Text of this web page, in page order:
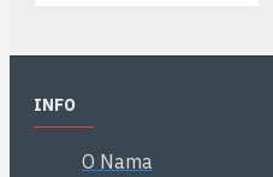
INFO
O Nama